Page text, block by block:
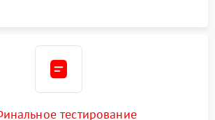
тестирование